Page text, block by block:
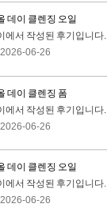
데이 클렌징 오일
에서 작성된 후기입니다.
| 2026-06-26
데이 클렌징 폼
에서 작성된 후기입니다.
2026-06-26
데이 클렌징 오일
에서 작성된 후기입니다.
| 2026-06-26